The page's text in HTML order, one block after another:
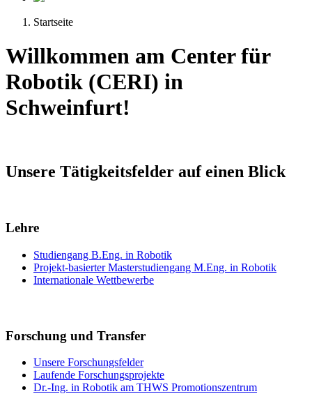
Startseite
Willkommen am Center für
Robotik (CERI) in
Schweinfurt!
Unsere Tätigkeitsfelder auf einen Blick
Lehre
Studiengang B.Eng. in Robotik
Projekt-basierter Masterstudiengang M.Eng. in Robotik
Internationale Wettbewerbe
Forschung und Transfer
Unsere Forschungsfelder
Laufende Forschungsprojekte
Dr.-Ing. in Robotik am THWS Promotionszentrum